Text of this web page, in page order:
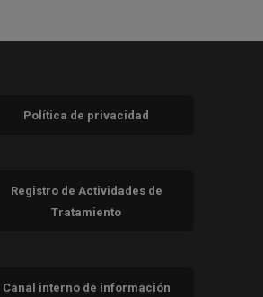
Política de privacidad
Registro de Actividades de
Tratamiento
Canal interno de información